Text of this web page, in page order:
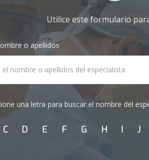
Utilice este formulario
o apellidos
una letra para buscar el nombre del
C D E F G H I J